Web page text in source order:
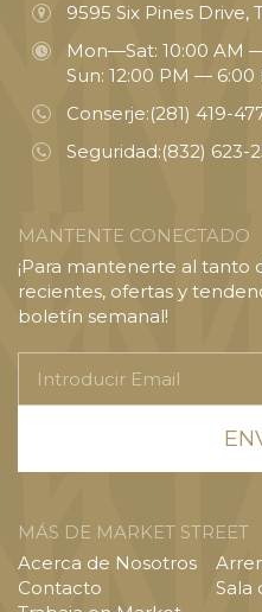
9595 Six Pines Drive,
Mon—Sat: 10:00 AM
Sun: 12:00 PM — 6:00
Conserje:(281) 419-
Seguridad:(832) 623-
MANTENTE CONECTADO
¡Para mantenerte al tanto
recientes, ofertas y
boletín semanal!
Email
MÁS DE MARKET STREET
Acerca de Nosotros
Contacto
Sala